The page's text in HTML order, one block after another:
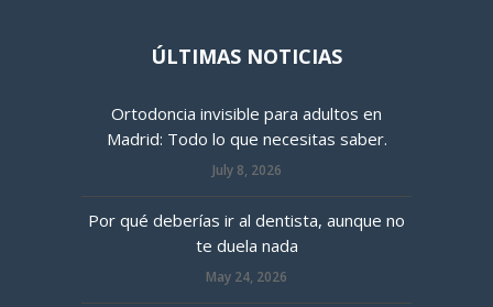
ÚLTIMAS NOTICIAS
Ortodoncia invisible para adultos en
Madrid: Todo lo que necesitas saber.
July 8, 2026
Por qué deberías ir al dentista, aunque no
te duela nada
May 24, 2026